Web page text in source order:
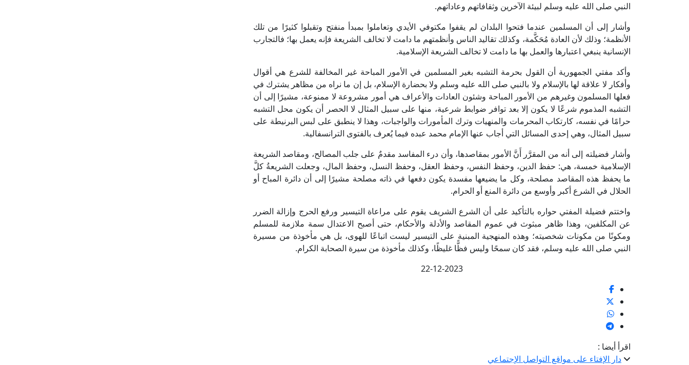
النبي صلى الله عليه وسلم لبيئة الآخرين وثقافاتهم وعاداتهم.
وأشار إلى أن المسلمين عندما فتحوا البلدان لم يقفوا مكتوفي الأيدي وتعاملوا بمبدأ منفتح وتقبلوا كثيرًا من تلك
الأنظمة؛ وذلك لأن العادة مُحَكَّمة، وكذلك تقاليد الناس وأنظمتهم ما دامت لا تخالف الشريعة فإنه يعمل بها؛ فالتجارب
الإنسانية ينبغي اعتبارها والعمل بها ما دامت لا تخالف الشريعة الإسلامية.
وأكد مفتي الجمهورية أن القول بحرمة التشبه بغير المسلمين في الأمور المباحة غير المخالفة للشرع هي أقوال
وأفكار لا علاقة لها بالإسلام ولا بالنبي صلى الله عليه وسلم ولا بحضارة الإسلام، بل إن ما نراه من مظاهر يشترك في
فعلها المسلمون وغيرهم من الأمور المباحة وشئون العادات والأعراف هي أمور مشروعة لا ممنوعة، مشيرًا إلى أن
التشبه المذموم شرعًا لا يكون إلا بعد توافر ضوابط شرعية، منها على سبيل المثال لا الحصر أن يكون محل التشبه
حرامًا في نفسه، كارتكاب المحرمات والمنهيات وترك المأمورات والواجبات، وهذا لا ينطبق على لبس البرنيطة على
سبيل المثال، وهي إحدى المسائل التي أجاب عنها الإمام محمد عبده فيما يُعرف بالفتوى الترانسفالية.
وأشار فضيلته إلى أنه من المقرَّر أَنَّ الأمور بمقاصدها، وأن درء المفاسد مقدمٌ على جلب المصالح، ومقاصد الشريعة
الإسلامية خمسة، هي: حفظ الدين، وحفظ النفس، وحفظ العقل، وحفظ النسل، وحفظ المال، وجعلت الشريعةُ كلَّ
ما يحفظ هذه المقاصد مصلحة، وكل ما يضيعها مفسدة يكون دفعها في ذاته مصلحة مشيرًا إلى أن دائرة المباح أو
الحلال في الشرع أكبر وأوسع من دائرة المنع أو الحرام.
واختتم فضيلة المفتي حواره بالتأكيد على أن الشرع الشريف يقوم على مراعاة التيسير ورفع الحرج وإزالة الضرر
عن المكلفين، وهذا ظاهر مبثوث في عموم المقاصد والأدلة والأحكام، حتى أصبح الاعتدال سمة ملازمة للمسلم
ومكونًا من مكونات شخصيته؛ وهذه المنهجية المبنية على التيسير ليست اتباعًا للهوى، بل هي مأخوذة من مسيرة
النبي صلى الله عليه وسلم، فقد كان سمحًا وليس فظًّا غليظًا، وكذلك مأخوذة من سيرة الصحابة الكرام.
22-12-2023
اقرأ أيضا :
دار الإفتاء على مواقع التواصل الإجتماعي